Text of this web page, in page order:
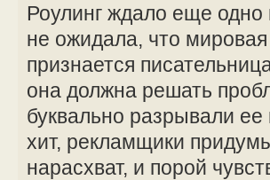
Роулинг ждало еще
не ожидала, что мировая
признается
она должна решать
буквально разрывали
хит, рекламщики
нарасхват, и порой